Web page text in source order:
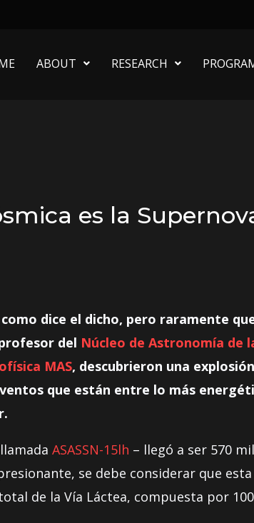
ABOUT RESEARCH
es la
dice el dicho, pero raramente
del Núcleo de Astronomía de
MAS, descubrieron una
que están entre lo más
ASASSN-15lh – llegó a ser 570
se debe considerar que
de la Vía Láctea, compuesta por